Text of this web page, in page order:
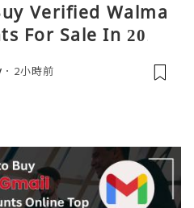
Verified Walma
For Sale In 2026
2小時前